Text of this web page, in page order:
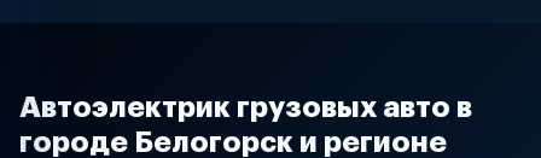
Автоэлектрик грузовых авто в
городе Белогорск и регионе